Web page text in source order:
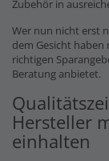
Zubehör in
Wer nun nicht erst
dem Gesicht
richtigen
Beratung anbietet.
Hersteller
einhalten